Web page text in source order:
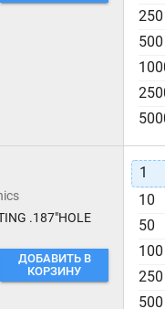
.187"HOLE
ДОБАВИТЬ В
КОРЗИНУ
250
500
1
10
50
100
250
500